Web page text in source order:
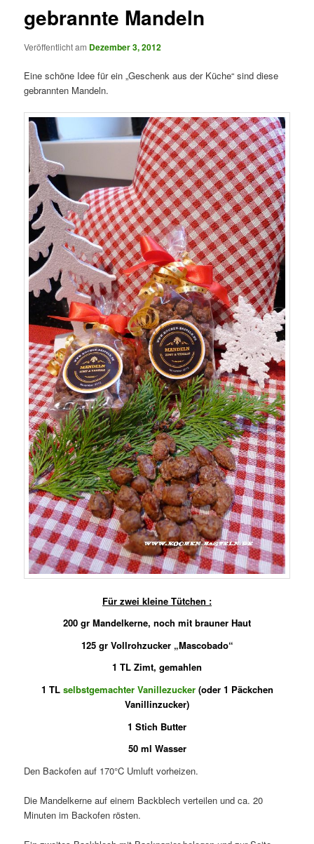
gebrannte Mandeln
Veröffentlicht am Dezember 3, 2012
Eine schöne Idee für ein „Geschenk aus der Küche“ sind diese
gebrannten Mandeln.
Für zwei kleine Tütchen :
200 gr Mandelkerne, noch mit brauner Haut
125 gr Vollrohzucker „Mascobado“
1 TL Zimt, gemahlen
1 TLselbstgemachter Vanillezucker(oder 1 Päckchen
Vanillinzucker)
1 Stich Butter
50 ml Wasser
Den Backofen auf 170°C Umluft vorheizen.
Die Mandelkerne auf einem Backblech verteilen und ca. 20
Minuten im Backofen rösten.